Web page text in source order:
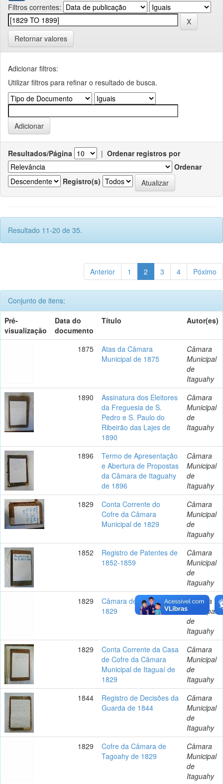
Filtros correntes:
Retornar valores
Adicionar filtros:
Utilizar filtros para refinar o resultado de busca.
Resultados/Página | Ordenar registros por
Ordenar
Registro(s)
Resultado 11-20 de 35.
Anterior 1 2 3 4 Póximo
Conjunto de itens:
Pré-
visualização
Data do
documento
Título Autor(es)
1875
Atas da Câmara
Municipal de 1875
Câmara
Municipal
de
Itaguahy
1890
Assinatura dos Eleitores
da Freguesia de S.
Pedro e S. Paulo do
Ribeirão das Lajes de
1890
Câmara
Municipal
de
Itaguahy
1896
Termo de Apresentação
e Abertura de Propostas
da Câmara de Itaguahy
de 1896
Câmara
Municipal
de
Itaguahy
1829
Conta Corrente do
Cofre da Câmara
Municipal de 1829
Câmara
Municipal
de
Itaguahy
1852
Registro de Patentes de
1852-1859
Câmara
Municipal
de
Itaguahy
1829
Câmara de Itaguaí de
1829
Câmara
Municipal
de
Itaguahy
1829
Conta Corrente da Casa
de Cofre da Câmara
Municipal de Itaguaí de
1829
Câmara
Municipal
de
Itaguahy
1844
Registro de Decisões da
Guarda de 1844
Câmara
Municipal
de
Itaguahy
1829
Cofre da Câmara de
Tagoahy de 1829
Câmara
Municipal
de
Itaguahy